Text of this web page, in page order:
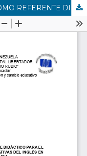
SIGNIFICACIÓN DEL JUEGO COMO REFERENTE DIDÁCTICO PARA EL DESARROLLO DE COMPETENCIAS COMUNICATIVAS DEL INGLÉS EN EDUCACIÓN BÁSICA PRIMARIA